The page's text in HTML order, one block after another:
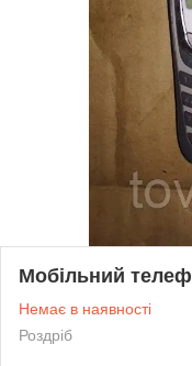
Мобільний
Немає в наявності
Роздріб